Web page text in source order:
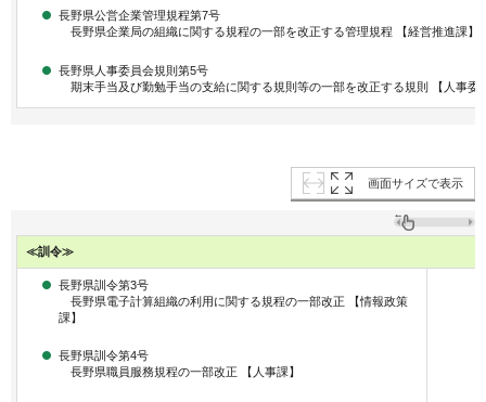
長野県公営企業管理規程第7号
長野県企業局の組織に関する規程の一部を改正する管理規程 【経営推進課】
長野県人事委員会規則第5号
期末手当及び勤勉手当の支給に関する規則等の一部を改正する規則 【人事委
画面サイズで表示
≪訓令≫
長野県訓令第3号
長野県電子計算組織の利用に関する規程の一部改正 【情報政策
課】
長野県訓令第4号
長野県職員服務規程の一部改正 【人事課】